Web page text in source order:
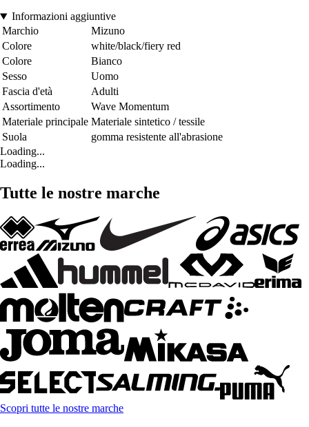
Informazioni aggiuntive
Marchio
Mizuno
Colore
white/black/fiery red
Colore
Bianco
Sesso
Uomo
Fascia d'età
Adulti
Assortimento
Wave Momentum
Materiale principale Materiale sintetico / tessile
Suola
gomma resistente all'abrasione
Loading...
Loading...
Tutte le nostre marche
Scopri tutte le nostre marche